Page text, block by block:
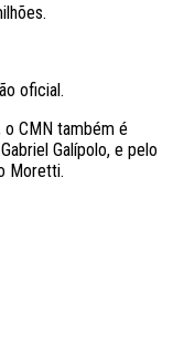
oficial.
o CMN também é
Galípolo, e pelo
Moretti.